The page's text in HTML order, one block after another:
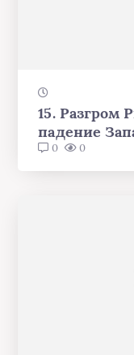
15. Разгром
падение
0 0